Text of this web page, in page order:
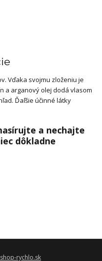
Vďaka svojmu zloženiu je
a arganový olej dodá vlasom
Ďaľšie účinné látky
a nechajte
dôkladne
rychlo.sk